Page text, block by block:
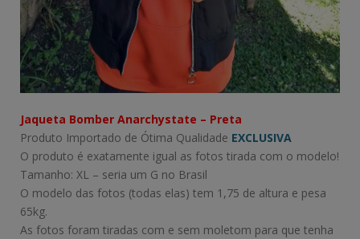
Jaqueta Bomber Anarchystate – Preta
Produto Importado de Ótima Qualidade EXCLUSIVA
O produto é exatamente igual as fotos tirada com o modelo!
Tamanho: XL – seria um G no Brasil
O modelo das fotos (todas elas) tem 1,75 de altura e pesa
65kg.
As fotos foram tiradas com e sem moletom para que tenha